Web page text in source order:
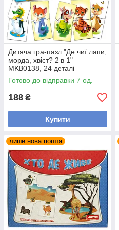
Дитяча гра-пазл "Де чиї лапи,
морда, хвіст? 2 в 1"
MKB0138, 24 деталі
Готово до відправки 7 од.
188 ₴
Купити
лише нова пошта